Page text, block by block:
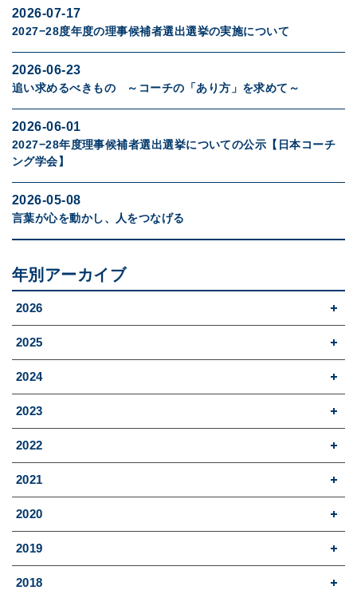
2026-07-17
2027−28度年度の理事候補者選出選挙の実施について
2026-06-23
追い求めるべきもの ～コーチの「あり方」を求めて～
2026-06-01
2027−28年度理事候補者選出選挙についての公示【日本コーチ
ング学会】
2026-05-08
言葉が心を動かし、人をつなげる
年別アーカイブ
2026
2025
2024
2023
2022
2021
2020
2019
2018